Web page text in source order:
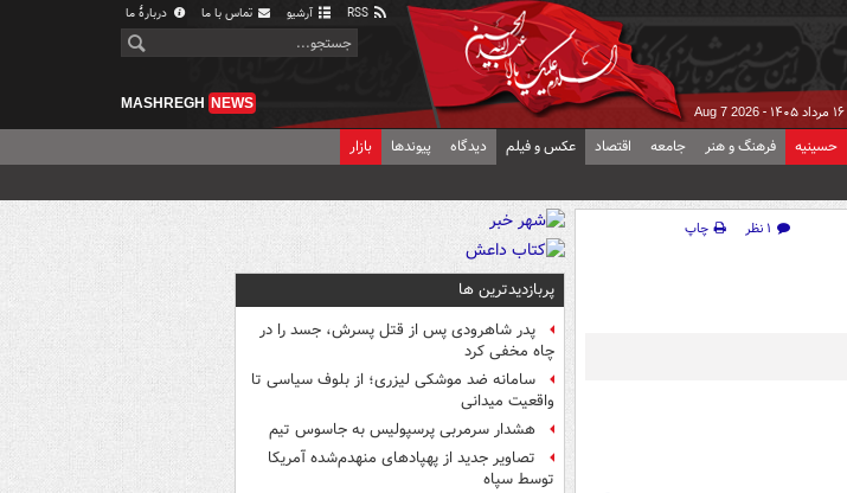
آرشیو تماس با ما دربارهٔ ما
Aug 7 2026
MASHREGH NEWS
حسینیه فرهنگ و هنر جامعه اقتصاد عکس و فیلم دیدگاه پیوندها بازار
۱ نظر
چاپ
پربازدیدترین ها
پدر شاهرودی پس از قتل پسرش، جسد را در
چاه مخفی کرد
سامانه ضد موشکی لیزری؛ از بلوف سیاسی تا
واقعیت میدانی
هشدار سرمربی پرسپولیس به جاسوس تیم
تصاویر جدید از پهپادهای منهدم‌شده آمریکا
توسط سپاه